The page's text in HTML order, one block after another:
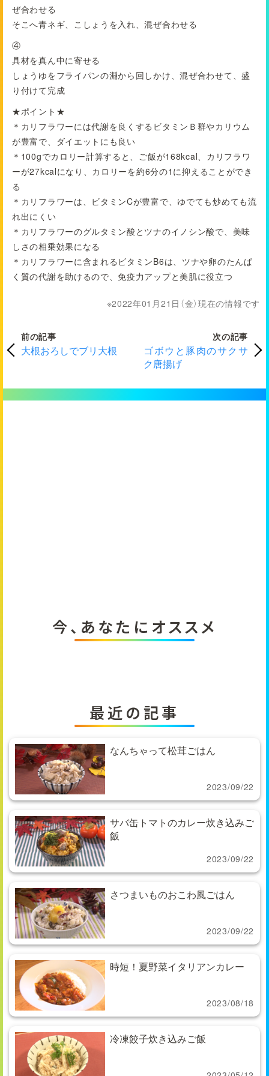
ぜ合わせる
そこへ青ネギ、こしょうを入れ、混ぜ合わせる
④
具材を真ん中に寄せる
しょうゆをフライパンの淵から回しかけ、混ぜ合わせて、盛
り付けて完成
★ポイント★
＊カリフラワーには代謝を良くするビタミンＢ群やカリウム
が豊富で、ダイエットにも良い
＊100gでカロリー計算すると、ご飯が168kcal、カリフラワ
ーが27kcalになり、カロリーを約6分の1に抑えることができ
る
＊カリフラワーは、ビタミンCが豊富で、ゆでても炒めても流
れ出にくい
＊カリフラワーのグルタミン酸とツナのイノシン酸で、美味
しさの相乗効果になる
＊カリフラワーに含まれるビタミンB6は、ツナや卵のたんぱ
く質の代謝を助けるので、免疫力アップと美肌に役立つ
2022年01月21日（金）現在の情報です
前の記事
大根おろしでブリ大根
次の記事
ゴボウと豚肉のサクサ
ク唐揚げ
今、あなたにオススメ
最近の記事
なんちゃって松茸ごはん
2023/09/22
サバ缶トマトのカレー炊き込みご
飯
2023/09/22
さつまいものおこわ風ごはん
2023/09/22
時短！夏野菜イタリアンカレー
2023/08/18
冷凍餃子炊き込みご飯